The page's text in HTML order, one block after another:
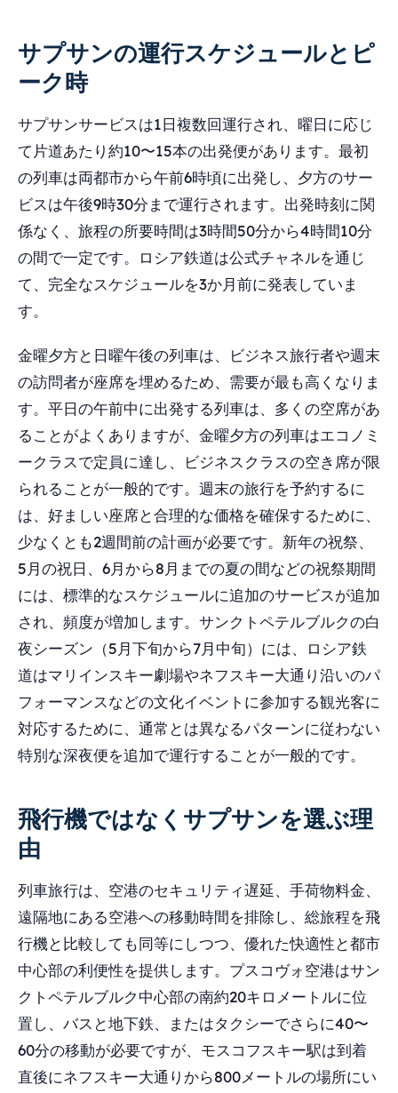
サプサンの運行スケジュールとピ
ーク時
サプサンサービスは1日複数回運行され、曜日に応じ
て片道あたり約10〜15本の出発便があります。最初
の列車は両都市から午前6時頃に出発し、夕方のサー
ビスは午後9時30分まで運行されます。出発時刻に関
係なく、旅程の所要時間は3時間50分から4時間10分
の間で一定です。ロシア鉄道は公式チャネルを通じ
て、完全なスケジュールを3か月前に発表していま
す。
金曜夕方と日曜午後の列車は、ビジネス旅行者や週末
の訪問者が座席を埋めるため、需要が最も高くなりま
す。平日の午前中に出発する列車は、多くの空席があ
ることがよくありますが、金曜夕方の列車はエコノミ
ークラスで定員に達し、ビジネスクラスの空き席が限
られることが一般的です。週末の旅行を予約するに
は、好ましい座席と合理的な価格を確保するために、
少なくとも2週間前の計画が必要です。新年の祝祭、
5月の祝日、6月から8月までの夏の間などの祝祭期間
には、標準的なスケジュールに追加のサービスが追加
され、頻度が増加します。サンクトペテルブルクの白
夜シーズン（5月下旬から7月中旬）には、ロシア鉄
道はマリインスキー劇場やネフスキー大通り沿いのパ
フォーマンスなどの文化イベントに参加する観光客に
対応するために、通常とは異なるパターンに従わない
特別な深夜便を追加で運行することが一般的です。
飛行機ではなくサプサンを選ぶ理
由
列車旅行は、空港のセキュリティ遅延、手荷物料金、
遠隔地にある空港への移動時間を排除し、総旅程を飛
行機と比較しても同等にしつつ、優れた快適性と都市
中心部の利便性を提供します。プスコヴォ空港はサン
クトペテルブルク中心部の南約20キロメートルに位
置し、バスと地下鉄、またはタクシーでさらに40〜
60分の移動が必要ですが、モスコフスキー駅は到着
直後にネフスキー大通りから800メートルの場所にい